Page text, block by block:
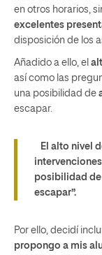
en otros horarios,
excelentes
disposición de los
Añadido a ello, el
así como las
una posibilidad de
escapar.
El alto nivel
posibilidad de
escapar”.
Por ello, decidí
propongo a mis